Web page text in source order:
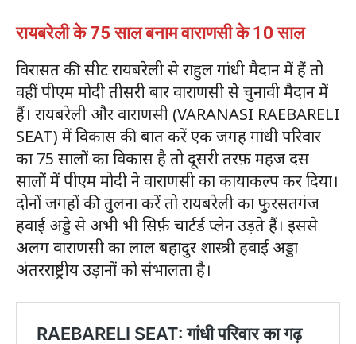
रायबरेली के 75 साल बनाम वाराणसी के 10 साल
विरासत की सीट रायबरेली से राहुल गांधी मैदान में हैं तो
वहीं पीएम मोदी तीसरी बार वाराणसी से चुनावी मैदान में
हैं। रायबरेली और वाराणसी (VARANASI RAEBARELI
SEAT) में विकास की बात करें एक जगह गांधी परिवार
का 75 सालों का विकास है तो दूसरी तरफ़ महज दस
सालों में पीएम मोदी ने वाराणसी का कायाकल्प कर दिया।
दोनों जगहों की तुलना करें तो रायबरेली का फुरसतगंज
हवाई अड्डे से अभी भी सिर्फ़ चार्टर्ड प्लेन उड़ते हैं। इससे
अलग वाराणसी का लाल बहादुर शास्त्री हवाई अड्डा
अंतरराष्ट्रीय उड़ानों को संभालता है।